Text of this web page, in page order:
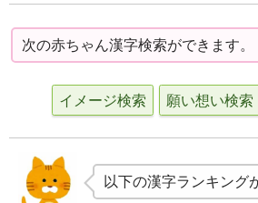
次の赤ちゃん漢字検索ができます。
イメージ検索 願い想い検索
以下の漢字ランキング